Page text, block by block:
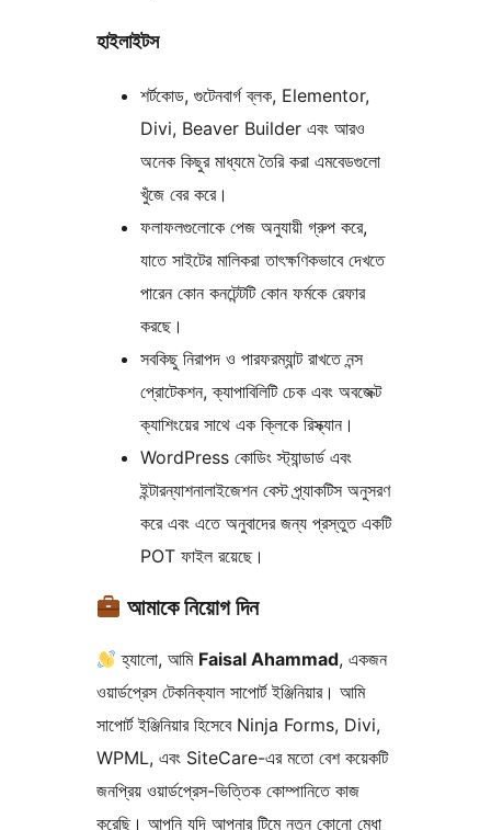
হাইলাইটস
শর্টকোড, গুটেনবার্গ ব্লক, Elementor,
Divi, Beaver Builder এবং আরও
অনেক কিছুর মাধ্যমে তৈরি করা এমবেডগুলো
খুঁজে বের করে।
ফলাফলগুলোকে পেজ অনুযায়ী গ্রুপ করে,
যাতে সাইটের মালিকরা তাৎক্ষণিকভাবে দেখতে
পারেন কোন কনটেন্টটি কোন ফর্মকে রেফার
করছে।
সবকিছু নিরাপদ ও পারফরম্যান্ট রাখতে নন্স
প্রোটেকশন, ক্যাপাবিলিটি চেক এবং অবজেক্ট
ক্যাশিংয়ের সাথে এক ক্লিকে রিস্ক্যান।
WordPress কোডিং স্ট্যান্ডার্ড এবং
ইন্টারন্যাশনালাইজেশন বেস্ট প্র্যাকটিস অনুসরণ
করে এবং এতে অনুবাদের জন্য প্রস্তুত একটি
POT ফাইল রয়েছে।
আমাকে নিয়োগ দিন
হ্যালো, আমি Faisal Ahammad, একজন
ওয়ার্ডপ্রেস টেকনিক্যাল সাপোর্ট ইঞ্জিনিয়ার। আমি
সাপোর্ট ইঞ্জিনিয়ার হিসেবে Ninja Forms, Divi,
WPML, এবং SiteCare-এর মতো বেশ কয়েকটি
জনপ্রিয় ওয়ার্ডপ্রেস-ভিত্তিক কোম্পানিতে কাজ
করেছি। আপনি যদি আপনার টিমে নতুন কোনো মেধা